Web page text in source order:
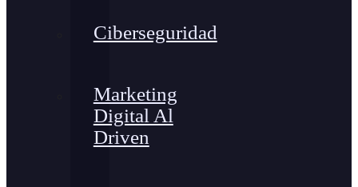
Ciberseguridad
Marketing
Digital Al
Driven